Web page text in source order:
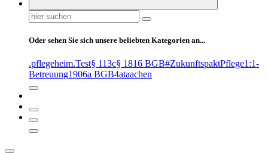
Suchen
nach:
Oder sehen Sie sich unsere beliebten Kategorien an...
.pflegeheim.Test§ 113c§ 1816 BGB#ZukunftspaktPflege1:1-
Betreuung1906a BGB4ataachen